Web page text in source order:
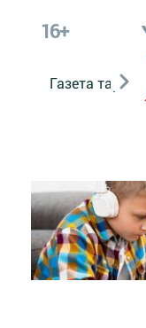
16+
Газета тарихы